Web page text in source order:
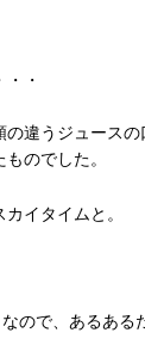
・
違うジュースの
のでした。
イタイムと。
ので、あるある